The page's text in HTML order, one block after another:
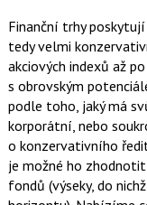
Finanční trhy
tedy velmi
akciových indexů až
s obrovským
podle toho, jaký má
korporátní, nebo
o konzervativního
je možné ho
fondů (výseky, do